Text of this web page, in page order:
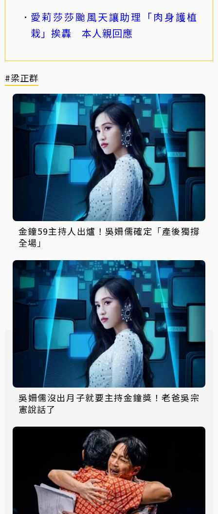
愛莉莎莎颱風天讓助理「肉身護植
栽」挨轟 本人親回應
#梁正群
金鐘59主持人出爐！吳姍儒確定「產後獨撐
全場」
吳姍儒沒出月子就要主持金鐘獎！老爸吳宗
憲說話了